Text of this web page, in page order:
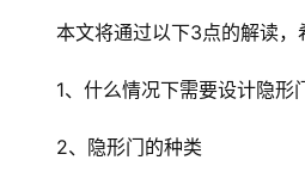
本文将通过以下3点的解读，
1、什么情况下需要设计隐形
2、隐形门的种类